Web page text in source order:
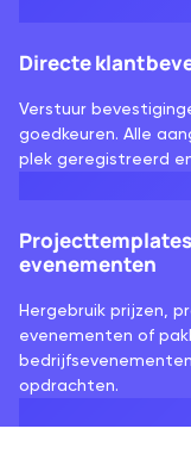
Directe
Verstuur
goedkeuren. Alle
plek geregistreerd
evenementen
Hergebruik prijzen,
evenementen of
opdrachten.